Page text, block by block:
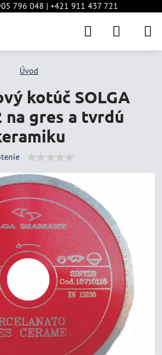
796 048 | +421 911 437 721
Úvod
kotúč SOLGA
na gres a tvrdú